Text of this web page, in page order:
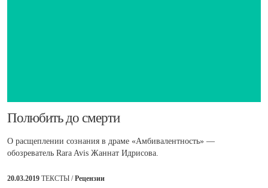
​Полюбить до смерти
О расщеплении сознания в драме «Амбивалентность» —
обозреватель Rara Avis Жаннат Идрисова.
20.03.2019 ТЕКСТЫ /Рецензии